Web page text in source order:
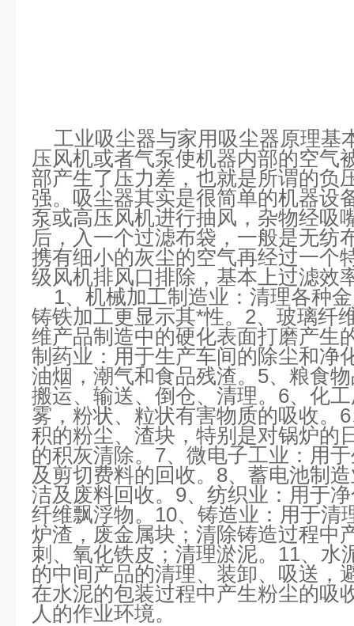
工业吸尘器与家用吸尘器原理基
压风机或者气泵使机器内部的空气
部产生了压力差，也就是所谓的负
强。吸尘器其实是很简单的机器设
泵或高压风机进行抽风，杂物经吸
后，入一个过滤布袋，一般是无纺
携有细小的灰尘的空气再经过一个
级风机排风口排除，基本上过滤效
1、机械加工制造业：清理各种
铸铁加工更显示其*性。2、玻璃纤
维产品制造中的硬化表面打磨产生
制药业：用于生产车间的除尘和净
油烟，潮气和食品残渣。5、粮食
搬运、输送、倒仓、清理。6、化
雾，粉状、粒状有害物质的吸收。
积的粉尘、渣块，特别是对锅炉的
的积灰清除。7、微电子工业：用
及剪切费料的回收。8、蓄电池制
洁及废料回收。9、纺织业：用于
纤维飘浮物。10、铸造业：用于清
炉渣，废金属块；清除铸造过程中
刺、氧化铁皮；清理淤泥。11、水
的中间产品的清理、装卸、吸送，
在水泥的包装过程中产生粉尘的吸
人的作业环境。